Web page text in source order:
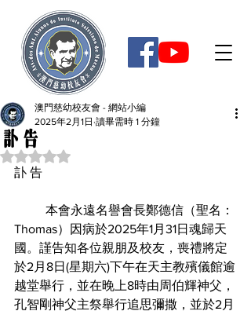
訃告
澳門慈幼校友會 - 網站小編
2025年2月1日 讀畢需時 1 分鐘
評等為 NaN（最高為 5 顆星）。
訃 告
Thomas）因病於2025年1月31日魂歸天
國。謹告知各位親朋及校友，喪禮將定
於2月8日(星期六)下午在天主教殯儀館逾
越堂舉行，並在晚上8時由周伯輝神父，
孔智剛神父主祭舉行追思彌撒，並於2月